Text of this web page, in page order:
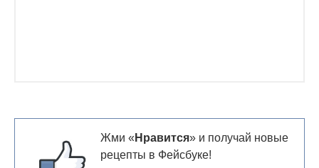
Жми « Нравится» и получай новые
рецепты в Фейсбуке!